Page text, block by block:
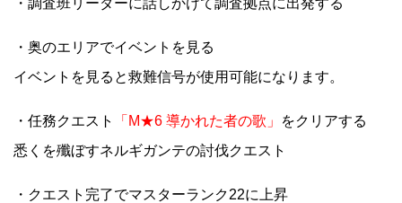
・奥のエリアでイベントを見る
イベントを見ると救難信号が使用可能になります。
・任務クエスト 「M★6 導かれた者の歌」
をクリアする
悉くを殲ぼすネルギガンテの討伐クエスト
・クエスト完了でマスターランク22に上昇